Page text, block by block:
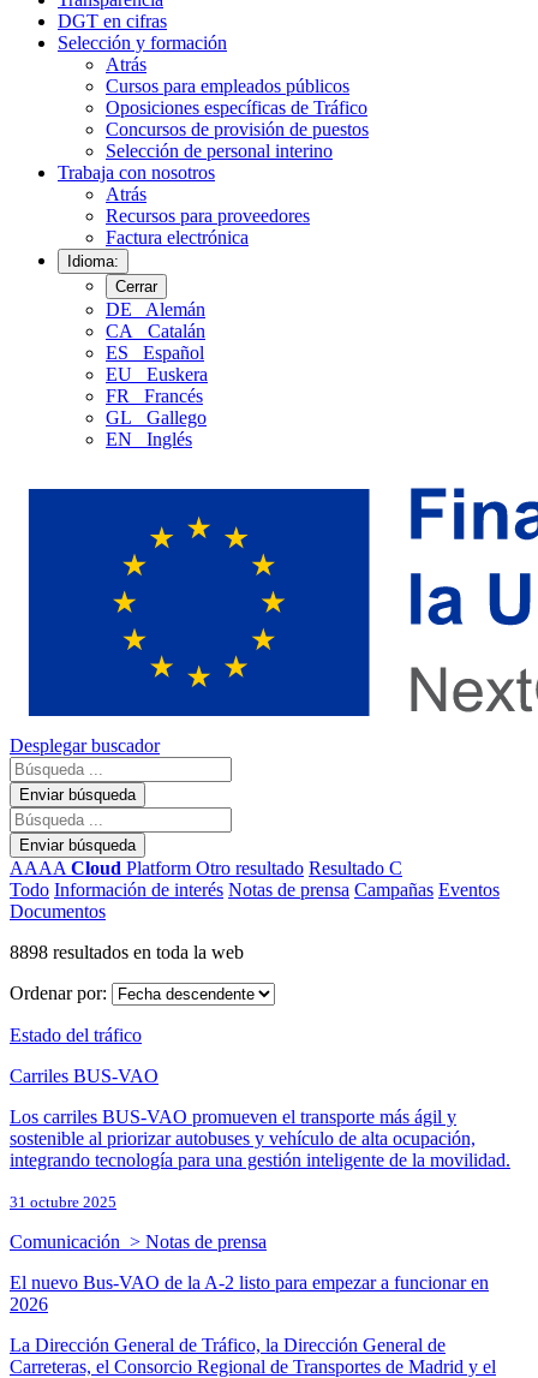
DGT en cifras
Selección y formación
Atrás
Cursos para empleados públicos
Oposiciones específicas de Tráfico
Concursos de provisión de puestos
Selección de personal interino
Trabaja con nosotros
Atrás
Recursos para proveedores
Factura electrónica
Idioma:
Cerrar
DE
Alemán
CA
Catalán
ES
Español
EU
Euskera
FR
Francés
GL
Gallego
EN
Inglés
Desplegar buscador
Enviar búsqueda
Enviar búsqueda
AAAA Cloud Platform Otro resultado Resultado C
Todo Información de interés Notas de prensa Campañas Eventos
Documentos
8898 resultados en toda la web
Ordenar por:
Estado del tráfico
Carriles BUS-VAO
Los carriles BUS-VAO promueven el transporte más ágil y
sostenible al priorizar autobuses y vehículo de alta ocupación,
integrando tecnología para una gestión inteligente de la movilidad.
31 octubre 2025
Comunicación > Notas de prensa
El nuevo Bus-VAO de la A-2 listo para empezar a funcionar en
2026
La Dirección General de Tráfico, la Dirección General de
Carreteras, el Consorcio Regional de Transportes de Madrid y el